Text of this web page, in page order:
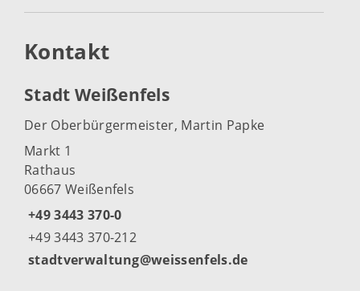
Kontakt
Stadt Weißenfels
Der Oberbürgermeister, Martin Papke
Markt 1
Rathaus
06667 Weißenfels
+49 3443 370-0
+49 3443 370-212
stadtverwaltung@weissenfels.de